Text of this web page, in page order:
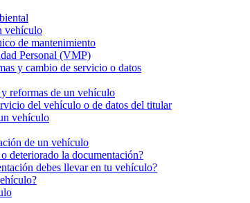
vehículo
de mantenimiento
Personal (VMP)
y cambio de servicio o datos
reformas de un vehículo
del vehículo o de datos del titular
vehículo
de un vehículo
deteriorado la documentación?
debes llevar en tu vehículo?